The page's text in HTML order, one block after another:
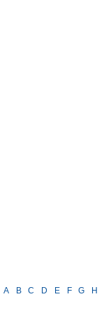
A B C D E F G H